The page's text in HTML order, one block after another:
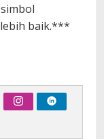
baik.***